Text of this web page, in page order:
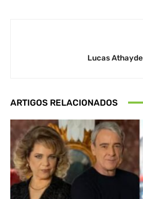
Lucas Athayde
ARTIGOS RELACIONADOS